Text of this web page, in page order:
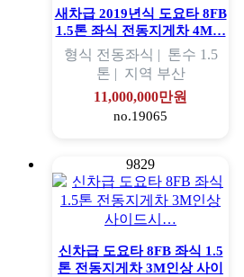
새차급 2019년식 도요타 8FB
1.5톤 좌식 전동지게차 4M…
형식 전동좌식 | 톤수 1.5
톤 | 지역 부산
11,000,000만원
no.19065
9829
신차급 도요타 8FB 좌식 1.5
톤 전동지게차 3M인상 사이